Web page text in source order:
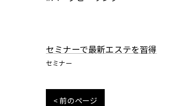
セミナーで最新エステを習得
セミナー
< 前のページ